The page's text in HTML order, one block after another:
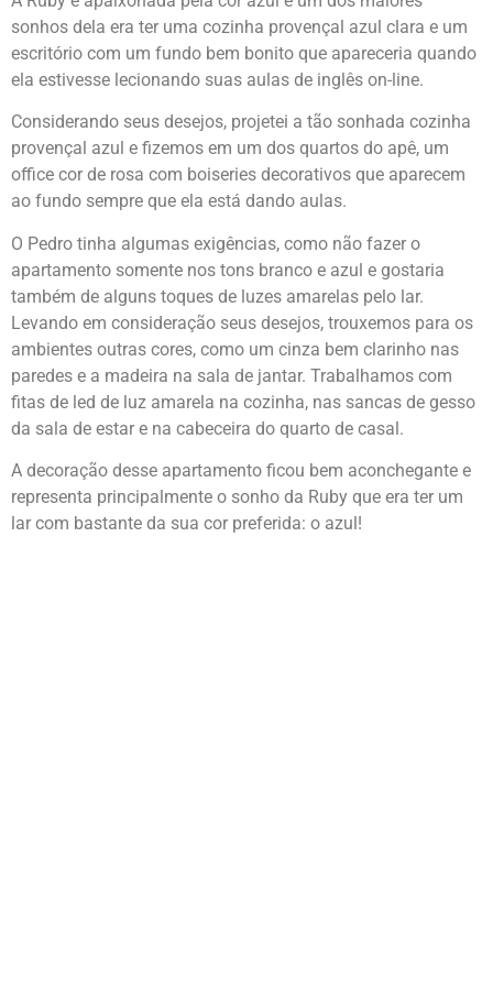
sonhos dela era ter uma cozinha provençal azul clara e um
escritório com um fundo bem bonito que apareceria quando
ela estivesse lecionando suas aulas de inglês on-line.
Considerando seus desejos, projetei a tão sonhada cozinha
provençal azul e fizemos em um dos quartos do apê, um
office cor de rosa com boiseries decorativos que aparecem
ao fundo sempre que ela está dando aulas.
O Pedro tinha algumas exigências, como não fazer o
apartamento somente nos tons branco e azul e gostaria
também de alguns toques de luzes amarelas pelo lar.
Levando em consideração seus desejos, trouxemos para os
ambientes outras cores, como um cinza bem clarinho nas
paredes e a madeira na sala de jantar. Trabalhamos com
fitas de led de luz amarela na cozinha, nas sancas de gesso
da sala de estar e na cabeceira do quarto de casal.
A decoração desse apartamento ficou bem aconchegante e
representa principalmente o sonho da Ruby que era ter um
lar com bastante da sua cor preferida: o azul!